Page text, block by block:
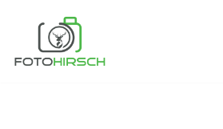
Inhalt